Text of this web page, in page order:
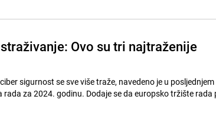
Ovo su tri najtraženije
sigurnost se sve više traže, navedeno je u
za 2024. godinu. Dodaje se da europsko tržište rada